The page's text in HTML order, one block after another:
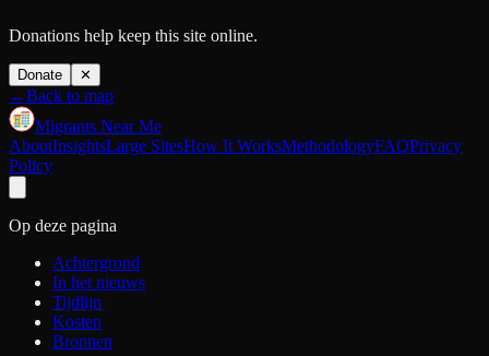
Donations help keep this site online.
Donate ✕
←Back to map
Migrants Near Me
AboutInsightsLarge SitesHow It WorksMethodologyFAQPrivacy
Policy
Op deze pagina
Achtergrond
In het nieuws
Tijdlijn
Kosten
Bronnen